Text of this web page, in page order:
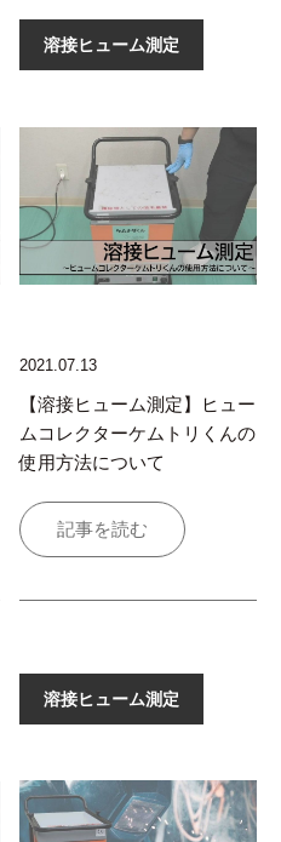
溶接ヒューム測定
2021.07.13
【溶接ヒューム測定】ヒュー
ムコレクターケムトリくんの
使用方法について
記事を読む
溶接ヒューム測定